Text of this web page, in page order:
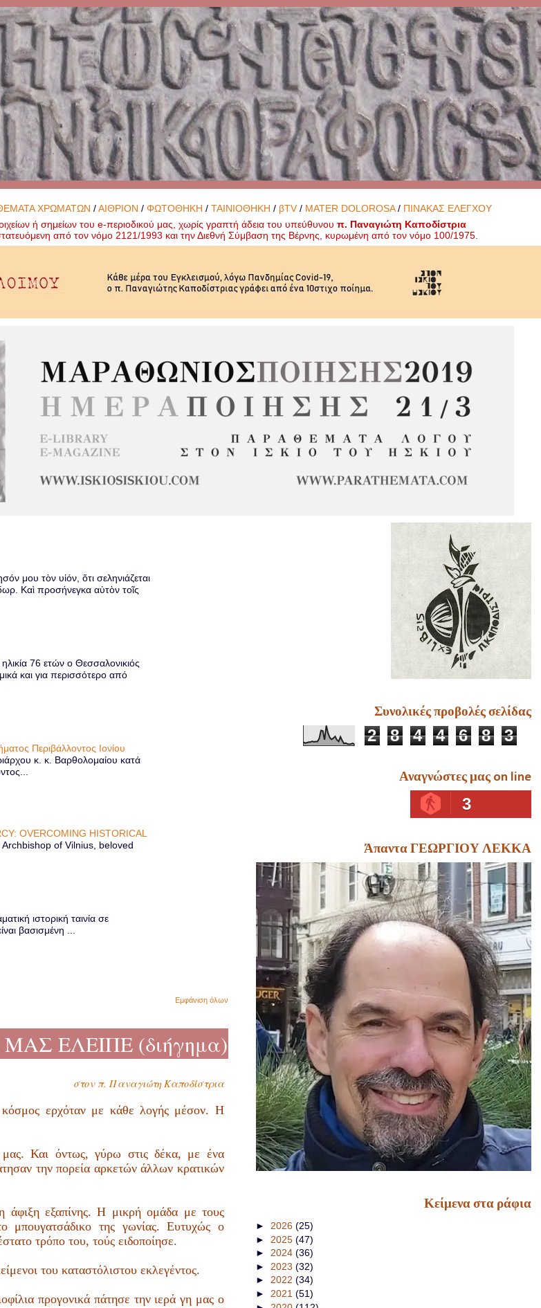
ΧΡΩΜΑΤΩΝ /ΑΙΘΡΙΟΝ /ΦΩΤΟΘΗΚΗ /ΤΑΙΝΙΟΘΗΚΗ / βTV / MATER DOLOROSA/ ΠΙΝΑΚΑΣ ΕΛΕΓΧΟΥ
ή σημείων του e-περιοδικού μας, χωρίς γραπτή άδεια του υπεύθυνουπ. Παναγιώτη Καποδίστρια
από τον νόμο 2121/1993 και την Διεθνή Σύμβαση της Βέρνης, κυρωμένη από τον νόμο 100/1975.
μου τὸν υἱόν, ὅτι σεληνιάζεται
Καὶ προσήνεγκα αὐτὸν τοῖς
76 ετών ο Θεσσαλονικιός
και για περισσότερο από
Περιβάλλοντος Ιονίου
κ. κ. Βαρθολομαίου κατά
OVERCOMING HISTORICAL
of Vilnius, beloved
ιστορική ταινία σε
βασισμένη ...
Εμφάνιση όλων
ΕΛΕΙΠΕ (διήγημα)
στον π. Παναγιώτη Καποδίστρια
ερχόταν με κάθε λογής μέσον. Η
Και όντως, γύρω στις δέκα, με ένα
την πορεία αρκετών άλλων κρατικών
άφιξη εξαπίνης. Η μικρή ομάδα με τους
μπουγατσάδικο της γωνίας. Ευτυχώς ο
τρόπο του, τούς ειδοποίησε.
του καταστόλιστου εκλεγέντος.
προγονικά πάτησε την ιερά γη μας ο
Συνολικές προβολές σελίδας
2 8 4 4 6 8 3
Αναγνώστες μας on line
3
Άπαντα ΓΕΩΡΓΙΟΥ ΛΕΚΚΑ
Κείμενα στα ράφια
► 2026 (25)
► 2025 (47)
► 2024 (36)
► 2023 (32)
► 2022 (34)
► 2021 (51)